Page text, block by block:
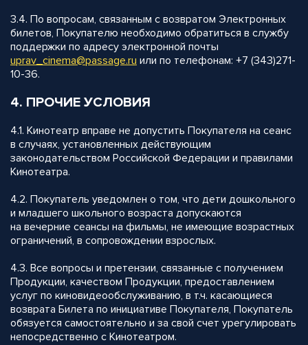
3.4. По вопросам, связанным с возвратом Электронных
билетов, Покупателю необходимо обратиться в службу
поддержки по адресу электронной почты
uprav_cinema@passage.ru или по телефонам: +7 (343)271-
10-36.
4. ПРОЧИЕ УСЛОВИЯ
4.1. Кинотеатр вправе не допустить Покупателя на сеанс
в случаях, установленных действующим
законодательством Российской Федерации и правилами
Кинотеатра.
4.2. Покупатель уведомлен о том, что дети дошкольного
и младшего школьного возраста допускаются
на вечерние сеансы на фильмы, не имеющие возрастных
ограничений, в сопровождении взрослых.
4.3. Все вопросы и претензии, связанные с получением
Продукции, качеством Продукции, предоставлением
услуг по киновидеообслуживанию, в т.ч. касающиеся
возврата Билета по инициативе Покупателя, Покупатель
обязуется самостоятельно и за свой счет урегулировать
непосредственно с Кинотеатром.